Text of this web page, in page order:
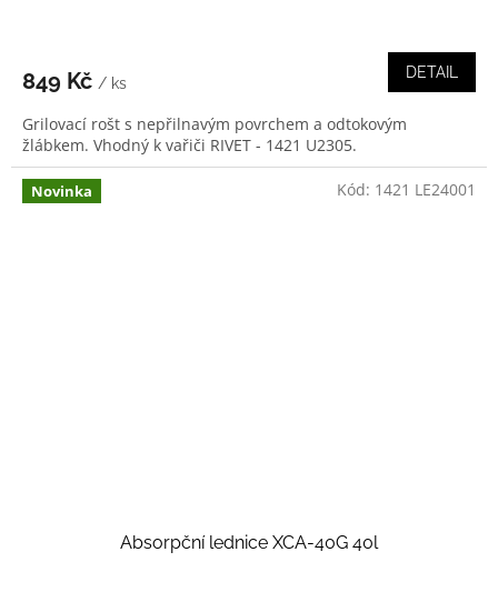
849 Kč / ks
DETAIL
Grilovací rošt s nepřilnavým povrchem a odtokovým
žlábkem. Vhodný k vařiči RIVET - 1421 U2305.
Novinka
Absorpční lednice XCA-40G 40l
Kód: 1421 LE24001